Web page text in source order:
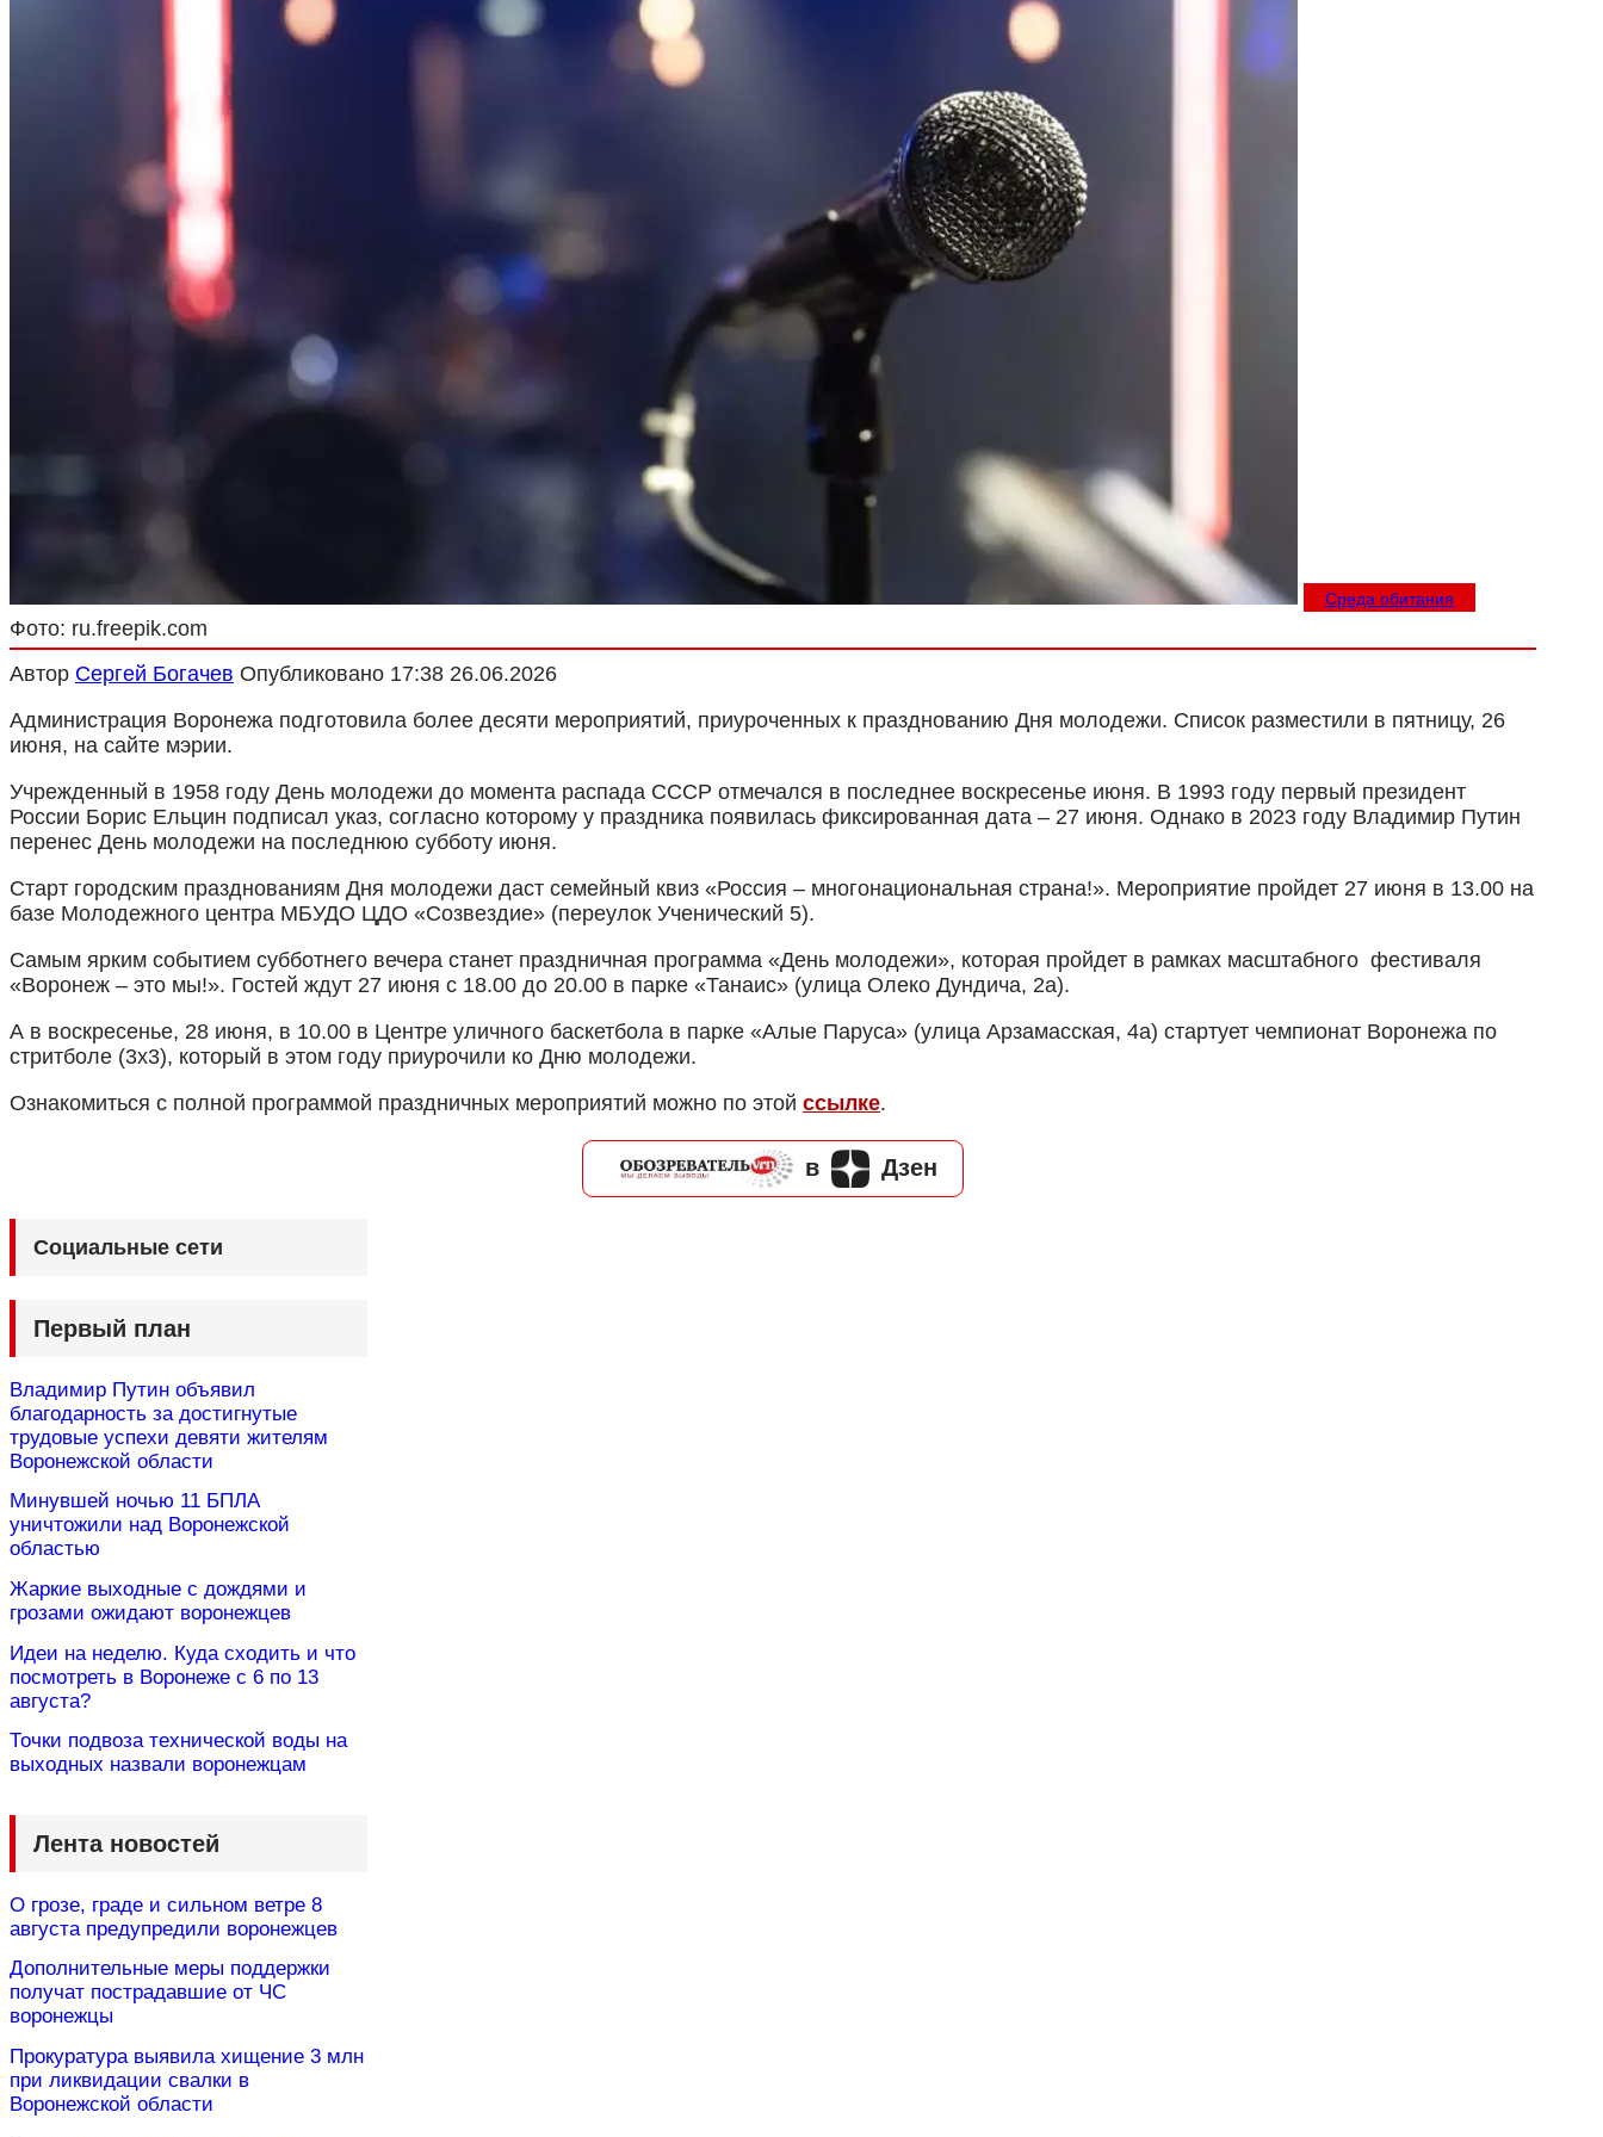
Среда обитания
Фото: ru.freepik.com
Автор Сергей Богачев Опубликовано 17:38 26.06.2026
Администрация Воронежа подготовила более десяти мероприятий, приуроченных к празднованию Дня молодежи. Список разместили в пятницу, 26
июня, на сайте мэрии.
Учрежденный в 1958 году День молодежи до момента распада СССР отмечался в последнее воскресенье июня. В 1993 году первый президент
России Борис Ельцин подписал указ, согласно которому у праздника появилась фиксированная дата – 27 июня. Однако в 2023 году Владимир Путин
перенес День молодежи на последнюю субботу июня.
Старт городским празднованиям Дня молодежи даст семейный квиз «Россия – многонациональная страна!». Мероприятие пройдет 27 июня в 13.00 на
базе Молодежного центра МБУДО ЦДО «Созвездие» (переулок Ученический 5).
Самым ярким событием субботнего вечера станет праздничная программа «День молодежи», которая пройдет в рамках масштабного фестиваля
«Воронеж – это мы!». Гостей ждут 27 июня с 18.00 до 20.00 в парке «Танаис» (улица Олеко Дундича, 2а).
А в воскресенье, 28 июня, в 10.00 в Центре уличного баскетбола в парке «Алые Паруса» (улица Арзамасская, 4а) стартует чемпионат Воронежа по
стритболе (3х3), который в этом году приурочили ко Дню молодежи.
Ознакомиться с полной программой праздничных мероприятий можно по этой ссылке.
в Дзен
Социальные сети
Первый план
Владимир Путин объявил
благодарность за достигнутые
трудовые успехи девяти жителям
Воронежской области
Минувшей ночью 11 БПЛА
уничтожили над Воронежской
областью
Жаркие выходные с дождями и
грозами ожидают воронежцев
Идеи на неделю. Куда сходить и что
посмотреть в Воронеже с 6 по 13
августа?
Точки подвоза технической воды на
выходных назвали воронежцам
Лента новостей
О грозе, граде и сильном ветре 8
августа предупредили воронежцев
Дополнительные меры поддержки
получат пострадавшие от ЧС
воронежцы
Прокуратура выявила хищение 3 млн
при ликвидации свалки в
Воронежской области